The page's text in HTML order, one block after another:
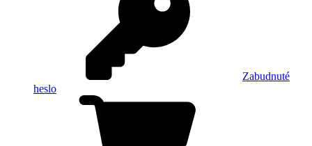
Zabudnuté
heslo